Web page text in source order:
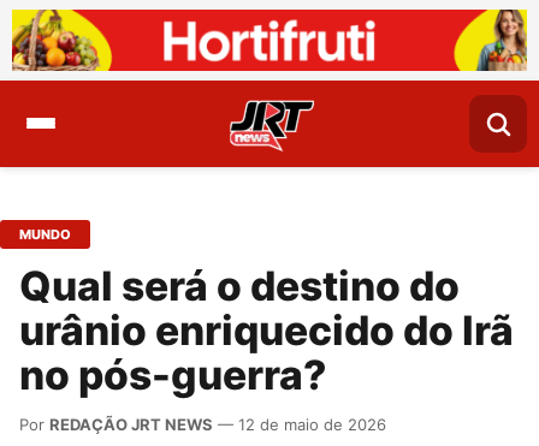
MUNDO
Qual será o destino do
urânio enriquecido do Irã
no pós-guerra?
Por REDAÇÃO JRT NEWS — 12 de maio de 2026